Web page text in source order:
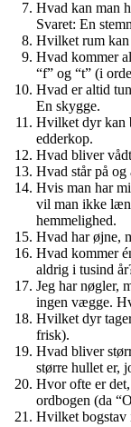
Hvad kan man
Svaret: En
Hvilket rum kan
Hvad kommer
“f” og “t” (i
Hvad er altid
En skygge.
Hvilket dyr kan
edderkop.
Hvad bliver
Hvad står på og
Hvis man har
vil man ikke
hemmelighed.
Hvad har øjne,
Hvad kommer
aldrig i tusind
Jeg har nøgler,
ingen vægge.
Hvilket dyr
frisk).
Hvad bliver
større hullet er,
Hvor ofte er
ordbogen (da
Hvilket bogstav